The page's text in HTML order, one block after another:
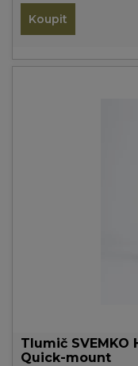
Koupit
Tlumič SVEMKO
Quick-mount